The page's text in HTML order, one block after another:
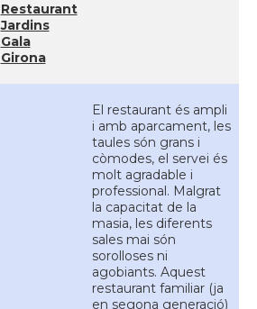
Restaurant
Jardins
Gala
Girona
El restaurant és ampli
i amb aparcament, les
taules són grans i
còmodes, el servei és
molt agradable i
professional. Malgrat
la capacitat de la
masia, les diferents
sales mai són
sorolloses ni
agobiants. Aquest
restaurant familiar (ja
en segona generació)